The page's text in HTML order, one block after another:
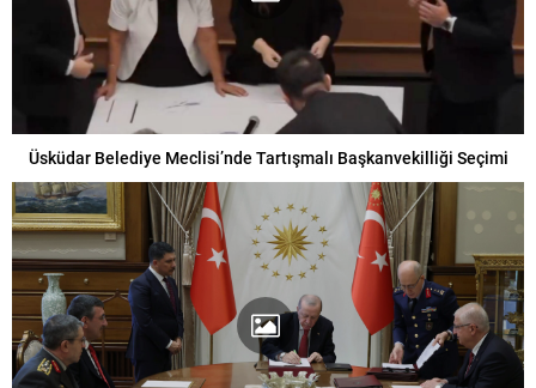
Üsküdar Belediye Meclisi’nde Tartışmalı Başkanvekilliği Seçimi